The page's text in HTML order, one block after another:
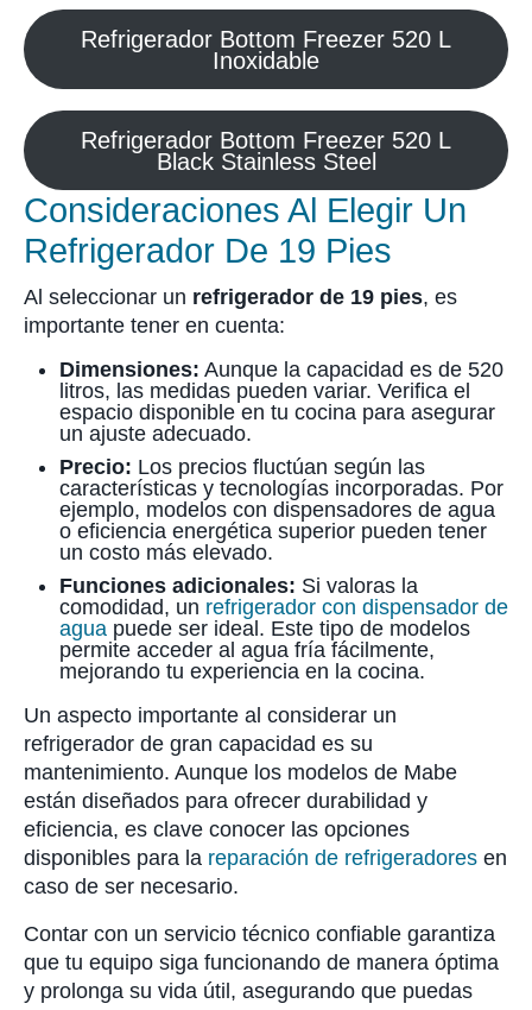
Refrigerador Bottom Freezer 520 L
Inoxidable
Refrigerador Bottom Freezer 520 L
Black Stainless Steel
Consideraciones Al Elegir Un
Refrigerador De 19 Pies
Al seleccionar un refrigerador de 19 pies, es
importante tener en cuenta:
Dimensiones: Aunque la capacidad es de 520
litros, las medidas pueden variar. Verifica el
espacio disponible en tu cocina para asegurar
un ajuste adecuado.
Precio: Los precios fluctúan según las
características y tecnologías incorporadas. Por
ejemplo, modelos con dispensadores de agua
o eficiencia energética superior pueden tener
un costo más elevado.
Funciones adicionales: Si valoras la
comodidad, un refrigerador con dispensador de
agua puede ser ideal. Este tipo de modelos
permite acceder al agua fría fácilmente,
mejorando tu experiencia en la cocina.
Un aspecto importante al considerar un
refrigerador de gran capacidad es su
mantenimiento. Aunque los modelos de Mabe
están diseñados para ofrecer durabilidad y
eficiencia, es clave conocer las opciones
disponibles para la reparación de refrigeradores en
caso de ser necesario.
Contar con un servicio técnico confiable garantiza
que tu equipo siga funcionando de manera óptima
y prolonga su vida útil, asegurando que puedas